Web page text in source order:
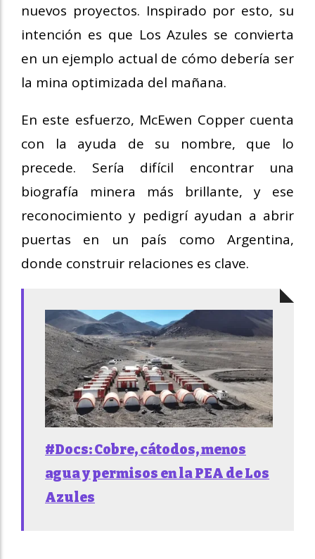
nuevos proyectos. Inspirado por esto, su
intención es que Los Azules se convierta
en un ejemplo actual de cómo debería ser
la mina optimizada del mañana.
En este esfuerzo, McEwen Copper cuenta
con la ayuda de su nombre, que lo
precede. Sería difícil encontrar una
biografía minera más brillante, y ese
reconocimiento y pedigrí ayudan a abrir
puertas en un país como Argentina,
donde construir relaciones es clave.
#Docs: Cobre, cátodos, menos
agua y permisos en la PEA de Los
Azules